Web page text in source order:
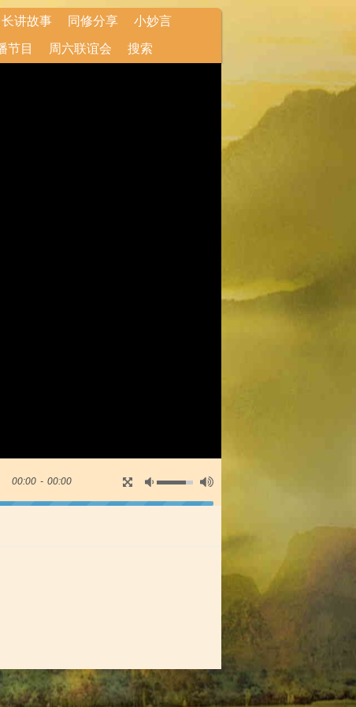
长讲故事 同修分享 小妙言
节目 周六联谊会 搜索
00:00 - 00:00